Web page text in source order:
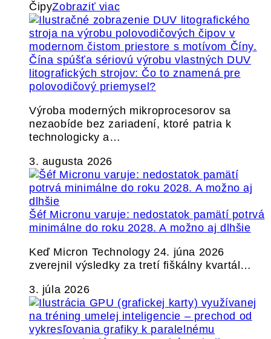
ČipyZobraziť viac
Čína spúšťa sériovú výrobu vlastných DUV
litografických strojov: Čo to znamená pre
polovodičový priemysel?
Výroba moderných mikroprocesorov sa
nezaobíde bez zariadení, ktoré patria k
technologicky a…
3. augusta 2026
Šéf Micronu varuje: nedostatok pamätí potrvá
minimálne do roku 2028. A možno aj dlhšie
Keď Micron Technology 24. júna 2026
zverejnil výsledky za tretí fiškálny kvartál…
3. júla 2026